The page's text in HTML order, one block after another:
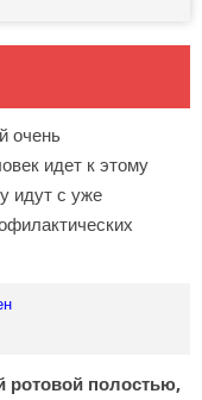
очень
идет к этому
идут с уже
ротовой полостью,